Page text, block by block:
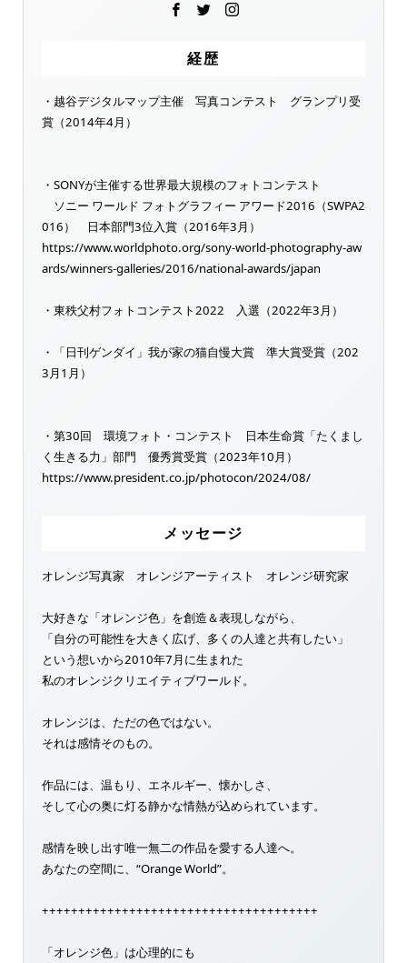
経歴
・越谷デジタルマップ主催 写真コンテスト グランプリ受
賞（2014年4月）
・SONYが主催する世界最大規模のフォトコンテスト
ソニー ワールド フォトグラフィー アワード2016（SWPA2
016） 日本部門3位入賞（2016年3月）
https://www.worldphoto.org/sony-world-photography-aw
ards/winners-galleries/2016/national-awards/japan
・東秩父村フォトコンテスト2022 入選（2022年3月）
・「日刊ゲンダイ」我が家の猫自慢大賞 準大賞受賞（202
3月1月）
・第30回 環境フォト・コンテスト 日本生命賞「たくまし
く生きる力」部門 優秀賞受賞（2023年10月）
https://www.president.co.jp/photocon/2024/08/
メッセージ
オレンジ写真家 オレンジアーティスト オレンジ研究家
大好きな「オレンジ色」を創造＆表現しながら、
「自分の可能性を大きく広げ、多くの人達と共有したい」
という想いから2010年7月に生まれた
私のオレンジクリエイティブワールド。
オレンジは、ただの色ではない。
それは感情そのもの。
作品には、温もり、エネルギー、懐かしさ、
そして心の奥に灯る静かな情熱が込められています。
感情を映し出す唯一無二の作品を愛する人達へ。
あなたの空間に、“Orange World”。
++++++++++++++++++++++++++++++++++++++
「オレンジ色」は心理的にも